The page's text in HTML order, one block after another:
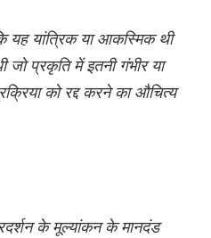
यह यांत्रिक या आकस्मिक थी
प्रकृति में इतनी गंभीर या
को रद्द करने का औचित्य
के मूल्यांकन के मानदंड